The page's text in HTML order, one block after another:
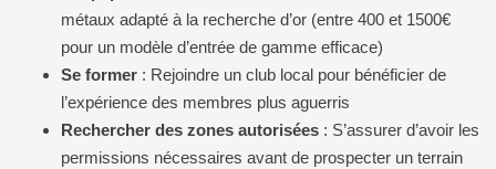
métaux adapté à la recherche d’or (entre 400 et 1500€
pour un modèle d’entrée de gamme efficace)
Se former : Rejoindre un club local pour bénéficier de
l’expérience des membres plus aguerris
Rechercher des zones autorisées : S’assurer d’avoir les
permissions nécessaires avant de prospecter un terrain